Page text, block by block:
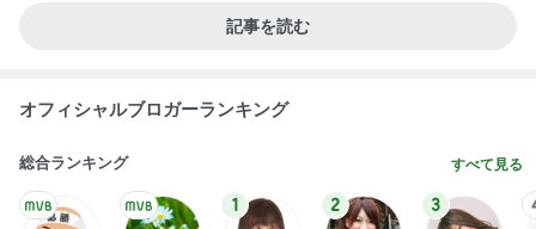
記事を読む
オフィシャルブロガーランキング
総合ランキング すべて見る
1 2 3